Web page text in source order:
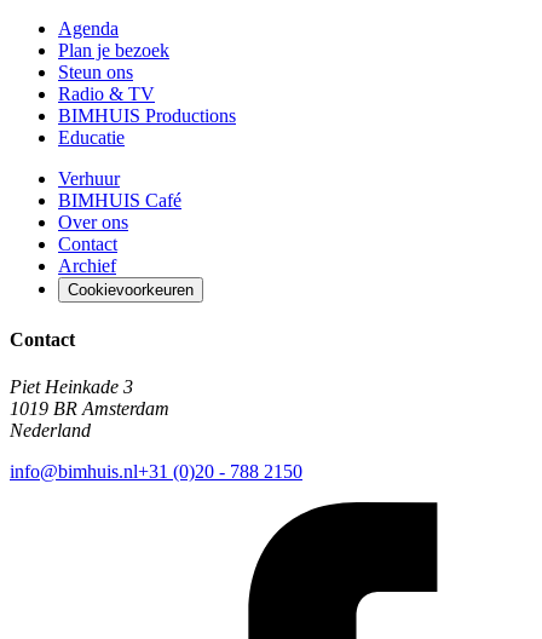
Agenda
Plan je bezoek
Steun ons
Radio & TV
BIMHUIS Productions
Educatie
Verhuur
BIMHUIS Café
Over ons
Contact
Archief
Cookievoorkeuren
Contact
Piet Heinkade 3
1019 BR Amsterdam
Nederland
info@bimhuis.nl+31 (0)20 - 788 2150